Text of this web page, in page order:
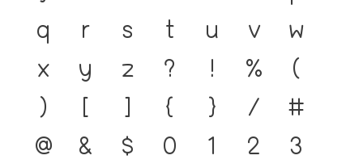
q
r s t u v
w
x
y z ? ! %
(
)
[ ] { } /
#
@
& $ 0 1 2
3